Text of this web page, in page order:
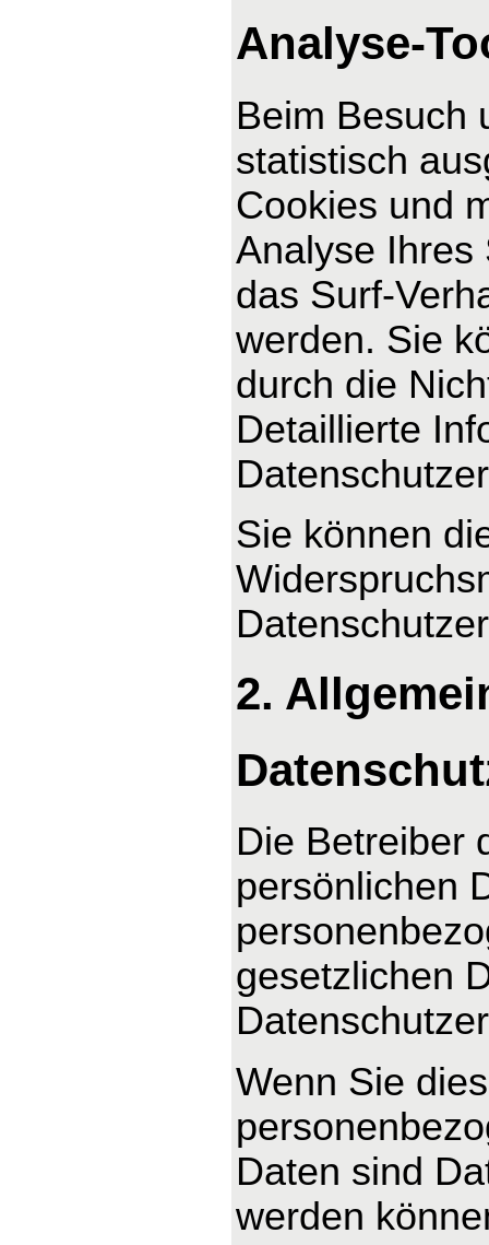
Analyse-
Beim Besuch
statistisch
Cookies und
Analyse Ihres
das Surf-
werden. Sie
durch die
Detaillierte
Sie können
2.
Die Betreiber
persönlichen
gesetzlichen
Wenn Sie
Daten sind
werden